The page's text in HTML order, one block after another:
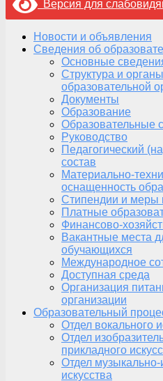
Версия для
Новости и объявления
Сведения об
Основные
Структура и
образовательной
Документы
Образование
Образовательные
Руководство
Педагогический
состав
Материально-
оснащенность
Стипендии и меры
Платные
Финансово-
Вакантные места
обучающихся
Международное
Доступная среда
Организация
организации
Образовательный
Отдел вокального
Отдел
прикладного
Отдел музыкально-
искусства